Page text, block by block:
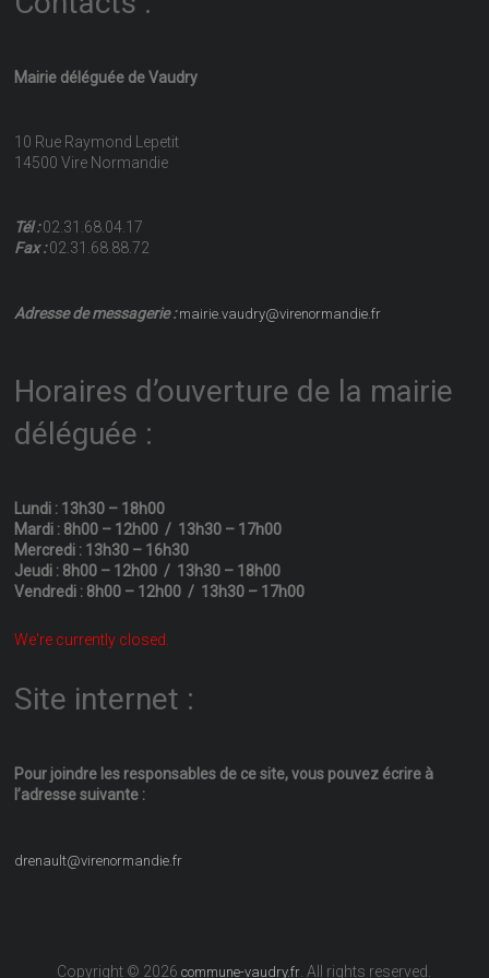
Mairie déléguée de Vaudry
10 Rue Raymond Lepetit
14500 Vire Normandie
Tél :02.31.68.04.17
Fax :02.31.68.88.72
Adresse de messagerie :mairie.vaudry@virenormandie.fr
Horaires d’ouverture de la mairie
déléguée :
Lundi : 13h30 – 18h00
Mardi : 8h00 – 12h00 / 13h30 – 17h00
Mercredi : 13h30 – 16h30
Jeudi : 8h00 – 12h00 / 13h30 – 18h00
Vendredi : 8h00 – 12h00 / 13h30 – 17h00
We're currently closed.
Site internet :
Pour joindre les responsables de ce site, vous pouvez écrire à
l’adresse suivante :
drenault@virenormandie.fr
Copyright © 2026commune-vaudry.fr . All rights reserved.